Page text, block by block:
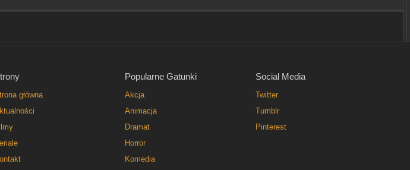
główna
Popularne Gatunki
Akcja
Animacja
Dramat
Horror
Komedia
Social Media
Twitter
Tumblr
Pinterest